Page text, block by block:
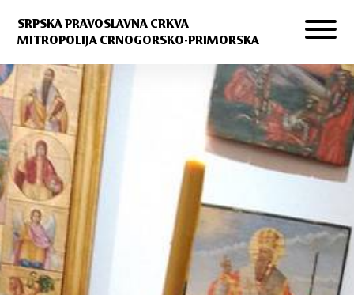
SRPSKA PRAVOSLAVNA CRKVA
MITROPOLIJA CRNOGORSKO-PRIMORSKA